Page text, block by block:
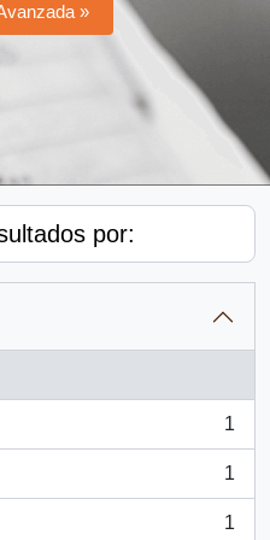
»
por:
1
1
1